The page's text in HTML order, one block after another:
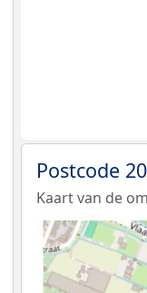
Postcode
Kaart van de